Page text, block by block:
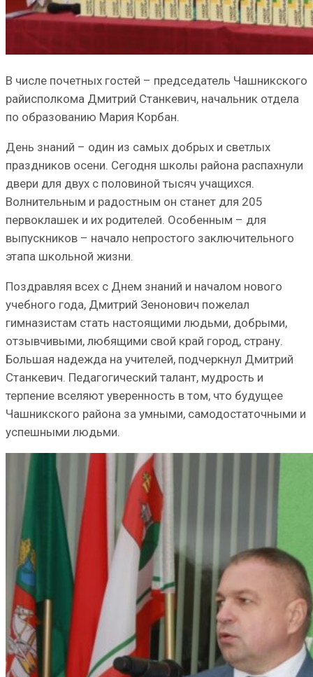
В числе почетных гостей – председатель Чашникского
райисполкома Дмитрий Станкевич, начальник отдела
по образованию Мария Корбан.
День знаний – один из самых добрых и светлых
праздников осени. Сегодня школы района распахнули
двери для двух с половиной тысяч учащихся.
Волнительным и радостным он станет для 205
первоклашек и их родителей. Особенным – для
выпускников – начало непростого заключительного
этапа школьной жизни.
Поздравляя всех с Днем знаний и началом нового
учебного года, Дмитрий Зенонович пожелал
гимназистам стать настоящими людьми, добрыми,
отзывчивыми, любящими свой край город, страну.
Большая надежда на учителей, подчеркнул Дмитрий
Станкевич. Педагогический талант, мудрость и
терпение вселяют уверенность в том, что будущее
Чашникского района за умными, самодостаточными и
успешными людьми.